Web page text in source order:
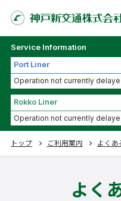
Service Information
Port Liner
Operation not currently
Rokko Liner
Operation not currently
トップ ご利用案内 よくあ
よく